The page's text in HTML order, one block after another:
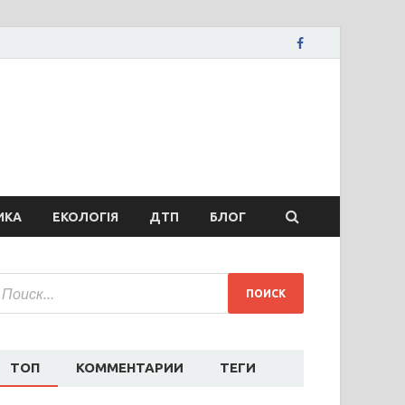
ЕКОЛОГІЯ ДТП БЛОГ
ТОП КОММЕНТАРИИ ТЕГИ